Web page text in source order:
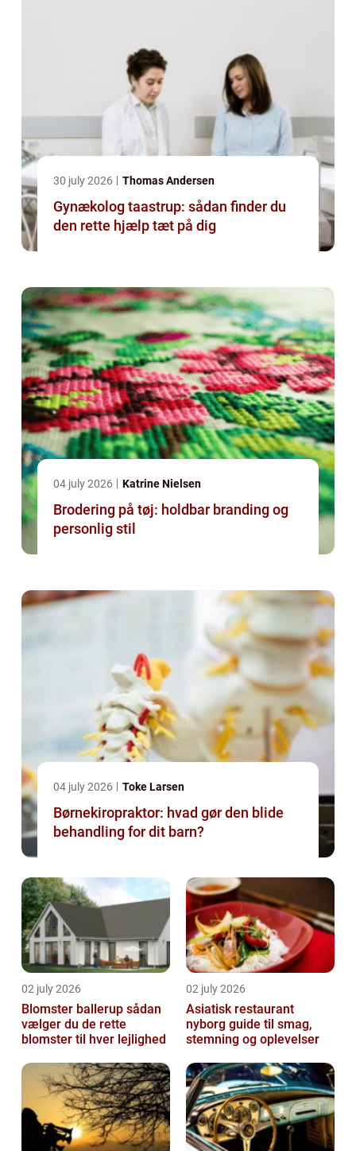
30 july 2026 Thomas Andersen
Gynækolog taastrup: sådan finder du
den rette hjælp tæt på dig
04 july 2026 Katrine Nielsen
Brodering på tøj: holdbar branding og
personlig stil
04 july 2026 Toke Larsen
Børnekiropraktor: hvad gør den blide
behandling for dit barn?
02 july 2026
Blomster ballerup sådan
vælger du de rette
blomster til hver lejlighed
02 july 2026
Asiatisk restaurant
nyborg guide til smag,
stemning og oplevelser